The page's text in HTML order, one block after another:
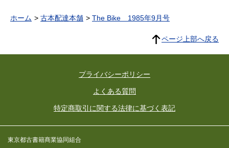
ホーム 古本配達本舗 The Bike 1985年9月号
ページ上部へ戻る
プライバシーポリシー
よくある質問
特定商取引に関する法律に基づく表記
東京都古書籍商業協同組合